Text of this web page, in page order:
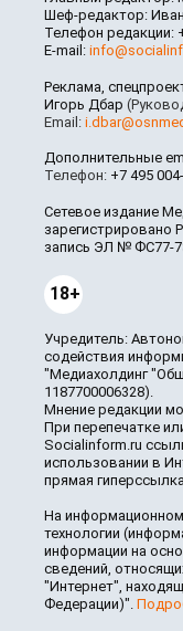
Шеф-редактор:
Телефон редакции:
E-mail:
Реклама,
Игорь Дбар
Email:
Дополнительные
Телефон: +7 495
Сетевое издание
зарегистрировано
запись ЭЛ № ФС77-
18+
Учредитель:
содействия
"Медиахолдинг
1187700006328).
Мнение редакции
При перепечатке
Socialinform.ru
использовании в
прямая
На
технологии
информации на
сведений,
"Интернет",
Федерации)".